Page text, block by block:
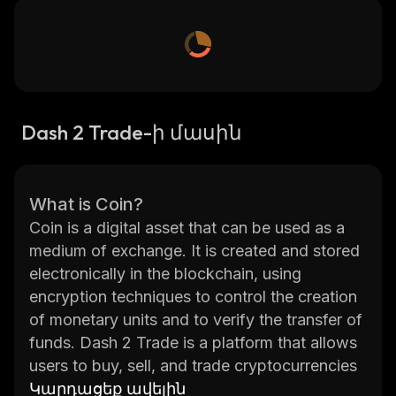
Dash 2 Trade-ի մասին
What is Coin?
Coin is a digital asset that can be used as a
medium of exchange. It is created and stored
electronically in the blockchain, using
encryption techniques to control the creation
of monetary units and to verify the transfer of
funds. Dash 2 Trade is a platform that allows
users to buy, sell, and trade cryptocurrencies
such as Bitcoin, Ethereum, Litecoin, and more.
Կարդացեք ավելին